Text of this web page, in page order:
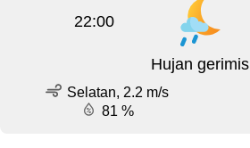
22:00
Hujan gerimis
Selatan, 2.2 m/s
81 %